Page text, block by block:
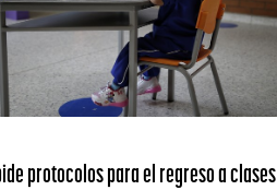
protocolos para el regreso a clases